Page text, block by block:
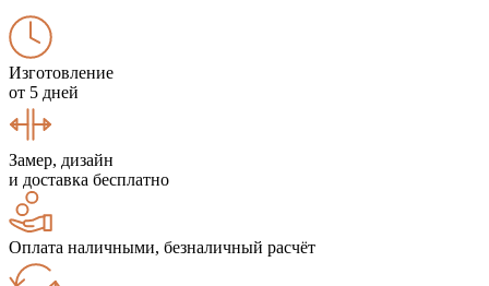
Изготовление
от 5 дней
Замер, дизайн
и доставка бесплатно
Оплата наличными, безналичный расчёт